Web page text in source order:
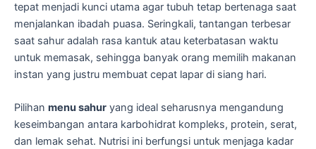
tepat menjadi kunci utama agar tubuh tetap bertenaga saat
menjalankan ibadah puasa. Seringkali, tantangan terbesar
saat sahur adalah rasa kantuk atau keterbatasan waktu
untuk memasak, sehingga banyak orang memilih makanan
instan yang justru membuat cepat lapar di siang hari.
Pilihan menu sahur yang ideal seharusnya mengandung
keseimbangan antara karbohidrat kompleks, protein, serat,
dan lemak sehat. Nutrisi ini berfungsi untuk menjaga kadar